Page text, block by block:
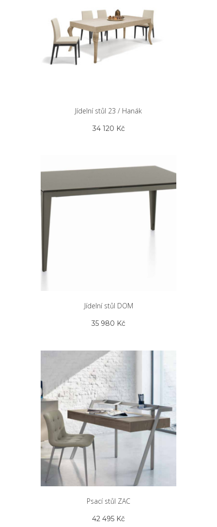
Jídelní stůl 23 / Hanák
34 120 Kč
Jídelní stůl DOM
35 980 Kč
Psací stůl ZAC
42 495 Kč